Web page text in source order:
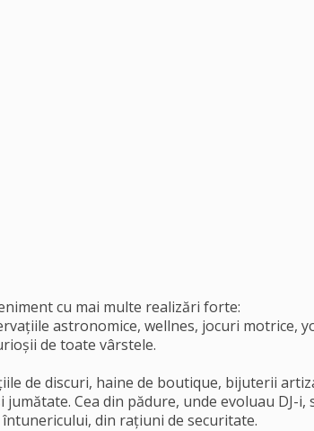
cu mai multe realizări forte:
astronomice, wellnes, jocuri motrice,
de toate vârstele.
de discuri, haine de boutique, bijuterii
Cea din pădure, unde evoluau DJ-i,
din rațiuni de securitate.